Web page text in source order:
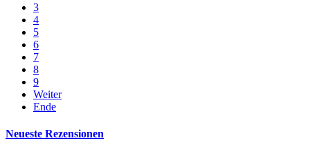
3
4
5
6
7
8
9
Weiter
Ende
Neueste Rezensionen